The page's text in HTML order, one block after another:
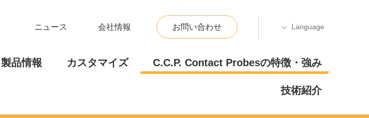
ニュース 会社情報 お問い合わせ
製品情報 カスタマイズ C.C.P. Contact Probesの特徴・強み
技術紹介